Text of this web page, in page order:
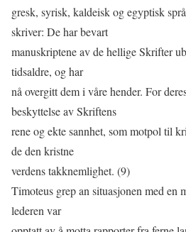
gresk, syrisk, kaldeisk og egyptisk
skriver: De har bevart
manuskriptene av de hellige Skrifter
tidsaldre, og har
nå overgitt dem i våre hender. For
beskyttelse av Skriftens
rene og ekte sannhet, som motpol til
de den kristne
verdens takknemlighet. (9)
Timoteus grep an situasjonen med en
lederen var